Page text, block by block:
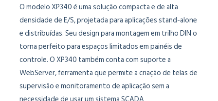
O modelo XP340 é uma solução compacta e de alta
densidade de E/S, projetada para aplicações stand-alone
e distribuídas. Seu design para montagem em trilho DIN o
torna perfeito para espaços limitados em painéis de
controle. O XP340 também conta com suporte a
WebServer, ferramenta que permite a criação de telas de
supervisão e monitoramento de aplicação sem a